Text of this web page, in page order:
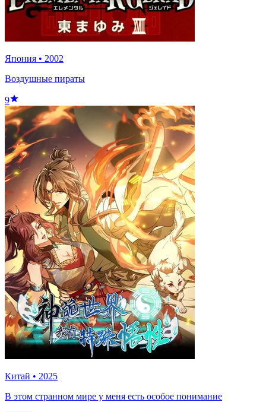
Япония • 2002
Воздушные пираты
9
Китай • 2025
В этом странном мире у меня есть особое понимание